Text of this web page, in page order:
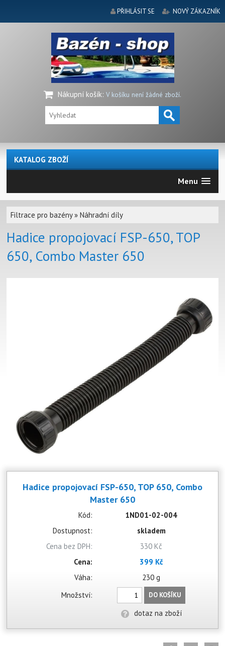
PŘIHLÁSIT SE NOVÝ ZÁKAZNÍK
Nákupní košík: V košíku není žádné zboží.
KATALOG ZBOŽÍ
Menu
Filtrace pro bazény»Náhradní díly
Hadice propojovací FSP-650, TOP
650, Combo Master 650
Hadice propojovací FSP-650, TOP 650, Combo
Master 650
Kód:
1ND01-02-004
Dostupnost:
skladem
Cena bez DPH:
330 Kč
Cena:
399 Kč
Váha:
230 g
Množství:
DO KOŠÍKU
dotaz na zboží